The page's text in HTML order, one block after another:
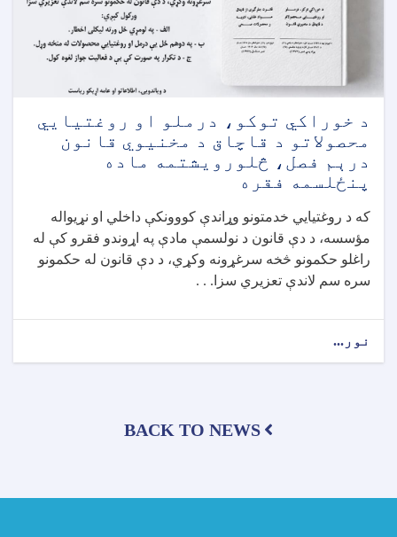
زون
په
کچه
توکو،
درملو
او
روغتيايي
محصولاتو
د
ارزونې
معیاري
لابراتوار
پرانیستل
شو
د خوراکي توکو، درملو او روغتيايي
محصولاتو د قاچاق د مخنيوي قانون
درېم فصل، څلورويشتمه ماده
پنځلسمه فقره
که د روغتيايي خدمتونو وړاندې کووونکې داخلي او نړيواله
مؤسسه، د دې قانون د نولسمې مادې په اړوندو فقرو كې له
راغلو حكمونو څخه سرغړونه وکړي، د دې قانون له حکمونو
سره سم لاندې تعزيري سزا. . .
نور...
قاچاق
BACK TO NEWS